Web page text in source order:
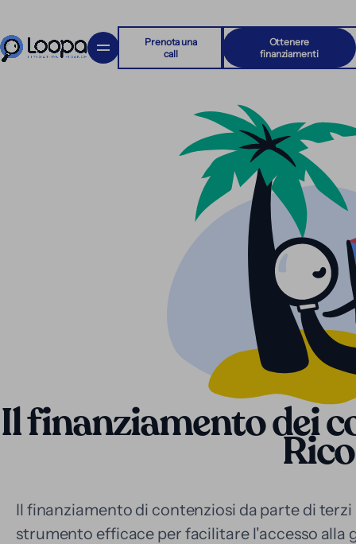
Prenota una
call
Ottenere
finanziamenti
Il finanziamento dei
Rico
Il finanziamento di contenziosi da parte di
strumento efficace per facilitare l'accesso alla